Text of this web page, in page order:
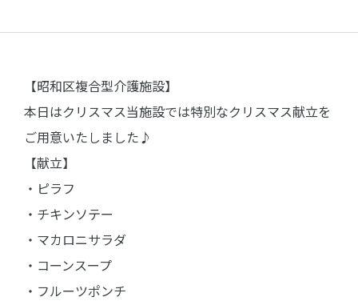
【昭和区複合型介護施設】
本日はク リスマス当施設では特別なクリスマス献立を
ご用意いたしま した♪
【献立】
・ピラフ
・チキンソテー
・マカロニサラダ
・コーンスープ
・フルーツポンチ